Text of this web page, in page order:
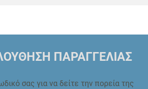
ΠΑΡΑΓΓΕΛΙΑΣ
σας για να δείτε την πορεία της